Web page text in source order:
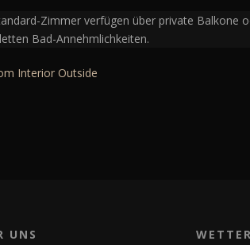
Zimmer verfügen über private Balkone
Bad-Annehmlichkeiten.
UNS WETTER